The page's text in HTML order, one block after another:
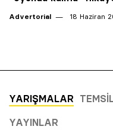
Advertorial 18 Haziran
YARIŞMALAR
YAYINLAR